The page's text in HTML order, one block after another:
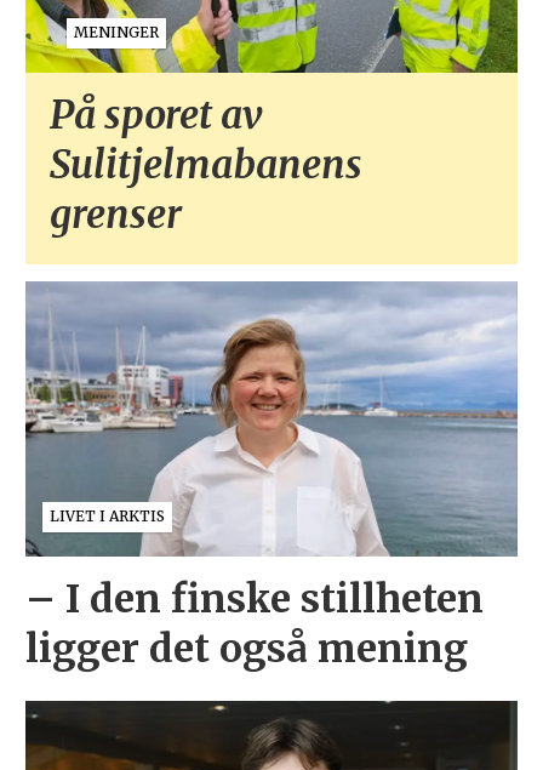
MENINGER
På sporet av
Sulitjelmabanens
grenser
LIVET I ARKTIS
– I den finske stillheten
ligger det også mening